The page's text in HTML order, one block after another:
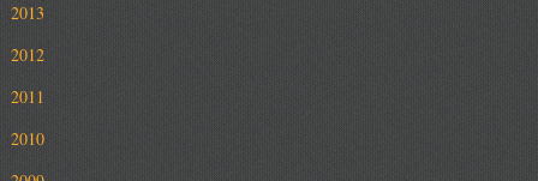
2013
2012
2011
2010